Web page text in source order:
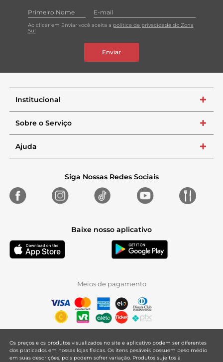
Ao clicar em Enviar você aceita a política de privacidade do Zona
Sul
Enviar
Institucional +
Sobre o Serviço +
Ajuda +
Siga Nossas Redes Sociais
Baixe nosso aplicativo
Meios de pagamento
Os preços e os produtos visualizados no site e aplicativo podem ser diferentes
dos praticados em nossas lojas físicas. Os itens pesáveis possuem peso médio
em suas descrições, pois podem sofrer variação. Produtos sujeitos à